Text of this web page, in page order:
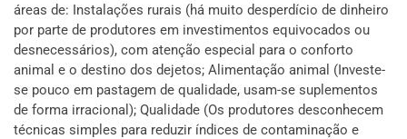
áreas de: Instalações rurais (há muito desperdício de dinheiro
por parte de produtores em investimentos equivocados ou
desnecessários), com atenção especial para o conforto
animal e o destino dos dejetos; Alimentação animal (Investe-
se pouco em pastagem de qualidade, usam-se suplementos
de forma irracional); Qualidade (Os produtores desconhecem
técnicas simples para reduzir índices de contaminação e